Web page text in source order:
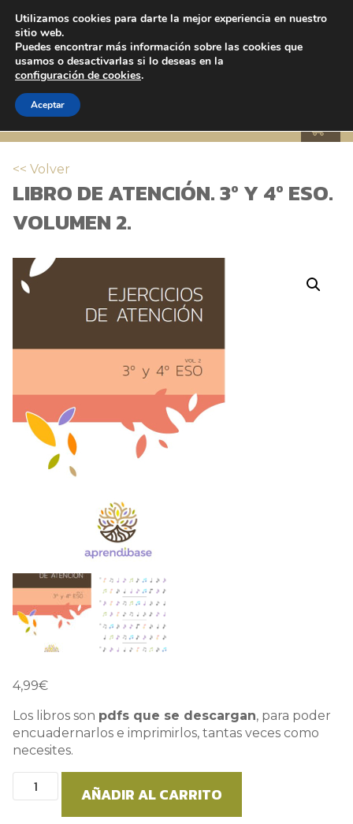
<< Volver
LIBRO DE ATENCIÓN. 3º Y 4º ESO.
VOLUMEN 2.
4,99€
Los libros son pdfs que se descargan, para poder
encuadernarlos e imprimirlos, tantas veces como
necesites.
Libro
de
Atención.
AÑADIR AL CARRITO
Utilizamos cookies para darte la mejor experiencia en nuestro
sitio web.
Puedes encontrar más información sobre las cookies que
usamos o desactivarlas si lo deseas en la
configuración de cookies.
Aceptar